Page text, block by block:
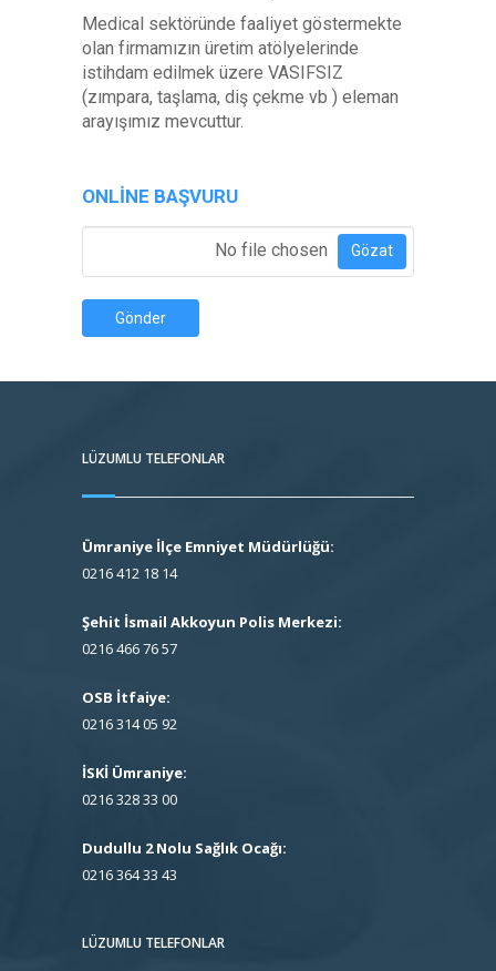
Medical sektöründe faaliyet göstermekte
olan firmamızın üretim atölyelerinde
istihdam edilmek üzere VASIFSIZ
(zımpara, taşlama, diş çekme vb ) eleman
arayışımız mevcuttur.
ONLINE BAŞVURU
No file chosen Gözat
Gönder
LÜZUMLU TELEFONLAR
Ümraniye İlçe Emniyet Müdürlüğü:
0216 412 18 14
Şehit İsmail Akkoyun Polis Merkezi:
0216 466 76 57
OSB İtfaiye:
0216 314 05 92
İSKİ Ümraniye:
0216 328 33 00
Dudullu 2 Nolu Sağlık Ocağı:
0216 364 33 43
LÜZUMLU TELEFONLAR